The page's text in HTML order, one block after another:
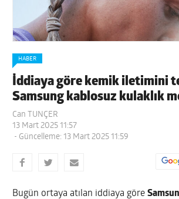
HABER
İddiaya göre kemik iletimini
Samsung kablosuz kulaklık
Can TUNÇER
13 Mart 2025 11:57
- Güncelleme: 13 Mart 2025 11:59
Bugün ortaya atılan iddiaya göre